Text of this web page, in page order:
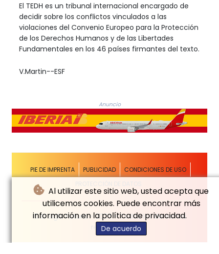
Al utilizar este sitio web, usted acepta que
utilicemos cookies. Puede encontrar más
información en la política de privacidad.
De acuerdo
El TEDH es un tribunal internacional encargado de
decidir sobre los conflictos vinculados a las
violaciones del Convenio Europeo para la Protección
de los Derechos Humanos y de las Libertades
Fundamentales en los 46 países firmantes del texto.
V.Martin--ESF
Anuncio
PIE DE IMPRENTA PUBLICIDAD
CONDICIONES DE USO
© El Siglo Futuro - 2026 - Todos los derechos
reservados